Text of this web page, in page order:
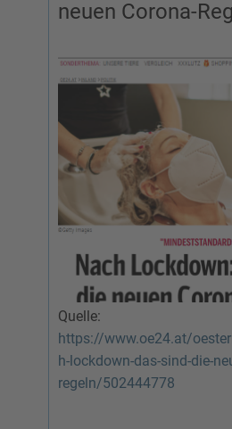
neuen Corona-
Quelle:
https://www.oe24.at/
h-lockdown-das-sind-die-
regeln/502444778